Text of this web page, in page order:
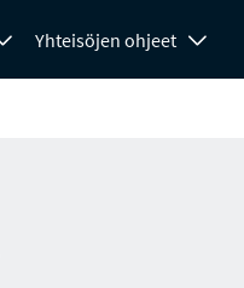
Yhteisöjen ohjeet